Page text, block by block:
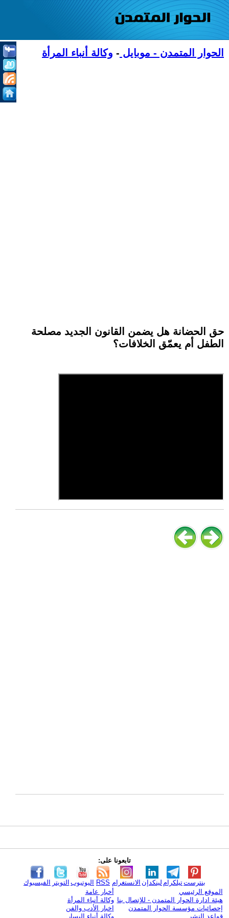
الحوار المتمدن - موبايل - وكالة أنباء المرأة
حق الحضانة هل يضمن القانون الجديد مصلحة
الطفل أم يعمّق الخلافات؟
تابعونا على:
الفيسبوك التويتر اليوتيوب RSS الانستغرام لينكدإن تيلكرامبنترست
الموقع الرئيسي
هيئة ادارة الحوار المتمدن - للإتصال بنا
إحصائيات مؤسسة الحوار المتمدن
قواعد النشر
أخبار عامة
وكالة أنباء المرأة
اخبار الأدب والفن
وكالة أنباء اليسار